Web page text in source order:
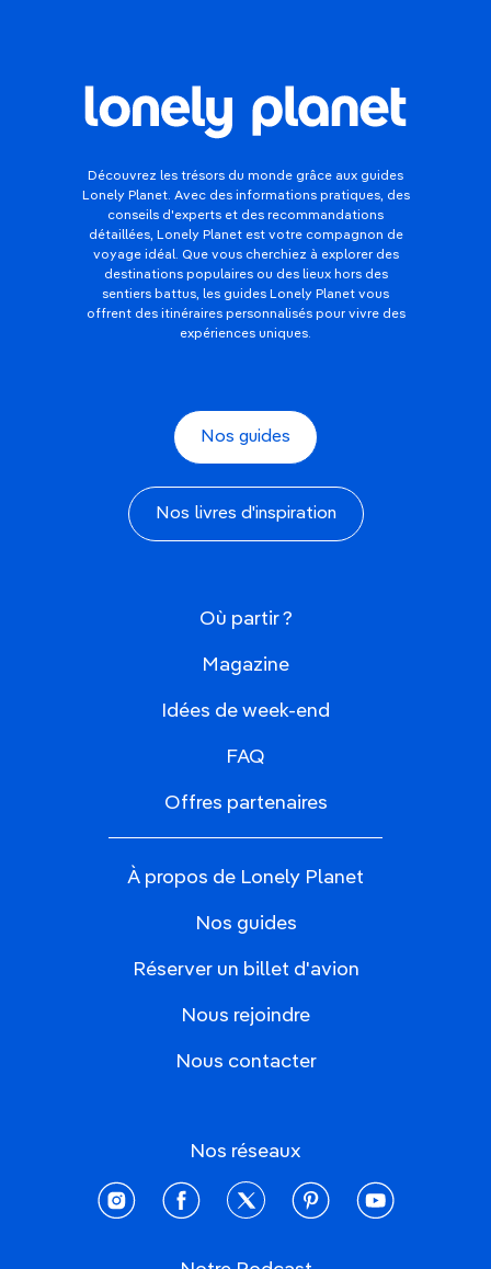
Découvrez les trésors du monde grâce aux guides
Lonely Planet. Avec des informations pratiques, des
conseils d'experts et des recommandations
détaillées, Lonely Planet est votre compagnon de
voyage idéal. Que vous cherchiez à explorer des
destinations populaires ou des lieux hors des
sentiers battus, les guides Lonely Planet vous
offrent des itinéraires personnalisés pour vivre des
expériences uniques.
Nos guides
Nos livres d'inspiration
Où partir ?
Magazine
Idées de week-end
FAQ
Offres partenaires
À propos de Lonely Planet
Nos guides
Réserver un billet d'avion
Nous rejoindre
Nous contacter
Nos réseaux
instagramfacebooktwitter pinterestyoutube